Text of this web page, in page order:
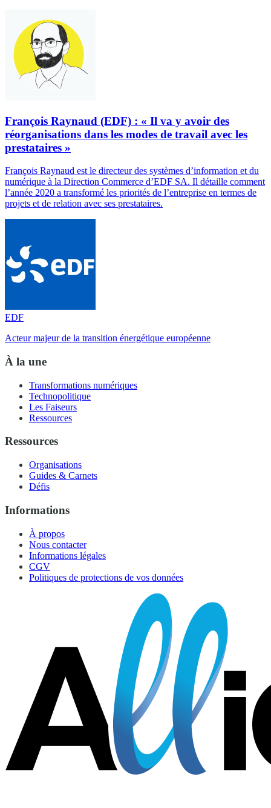
François Raynaud (EDF) : « Il va y avoir des
réorganisations dans les modes de travail avec les
prestataires »
François Raynaud est le directeur des systèmes d’information et du
numérique à la Direction Commerce d’EDF SA. Il détaille comment
l’année 2020 a transformé les priorités de l’entreprise en termes de
projets et de relation avec ses prestataires.
EDF
Acteur majeur de la transition énergétique européenne
À la une
Transformations numériques
Technopolitique
Les Faiseurs
Ressources
Ressources
Organisations
Guides & Carnets
Défis
Informations
À propos
Nous contacter
Informations légales
CGV
Politiques de protections de vos données